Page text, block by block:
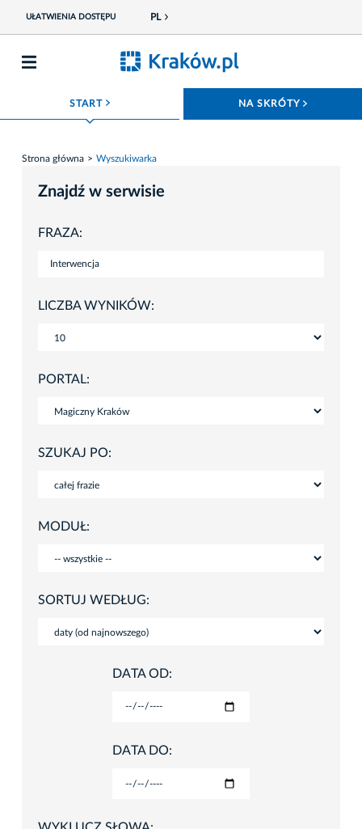
UŁATWIENIA DOSTĘPU PL
START ROZWIŃ MENU NA SKRÓTY
Strona główna Wyszukiwarka
Znajdź w serwisie
FRAZA:
LICZBA WYNIKÓW:
PORTAL:
SZUKAJ PO:
MODUŁ:
SORTUJ WEDŁUG:
DATA OD:
DATA DO: